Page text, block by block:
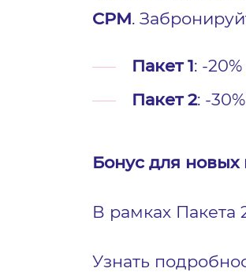
CPM.
Пакет 1: -
Пакет 2: -
Бонус для новых
В рамках Пакета
Узнать